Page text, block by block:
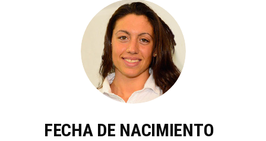
FECHA DE NACIMIENTO